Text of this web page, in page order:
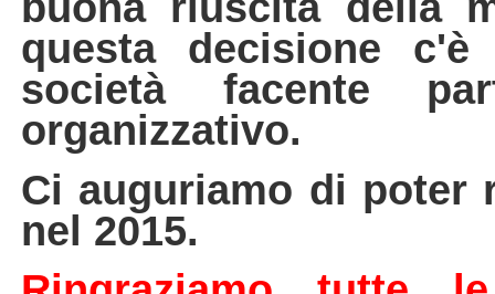
questa decisione
società facente
organizzativo.
Ci auguriamo di poter
nel 2015.